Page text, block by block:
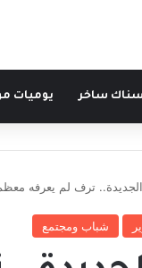
سناك ساخر يوميات
ترف لم يعرفه
شباب ومجتمع